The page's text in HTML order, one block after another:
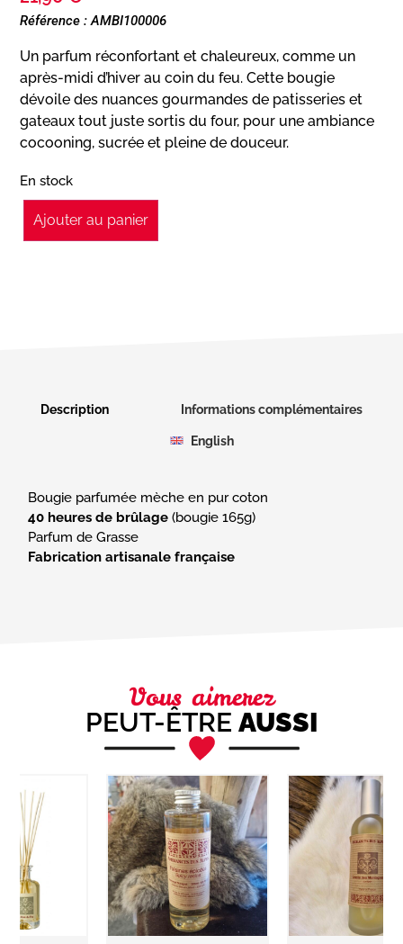
Référence : AMBI100006
Un parfum réconfortant et chaleureux, comme un
après-midi d’hiver au coin du feu. Cette bougie
dévoile des nuances gourmandes de patisseries et
gateaux tout juste sortis du four, pour une ambiance
cocooning, sucrée et pleine de douceur.
En stock
Ajouter au panier
Description Informations complémentaires
English
40 heures de brûlage (bougie 165g)
Fabrication artisanale française
Vous aimerez
PEUT-ÊTRE AUSSI